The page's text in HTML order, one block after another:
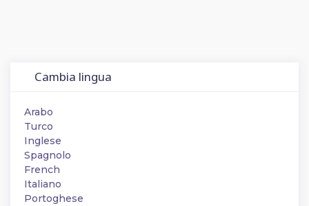
Cambia lingua
Arabo
Turco
Inglese
Spagnolo
French
Italiano
Portoghese